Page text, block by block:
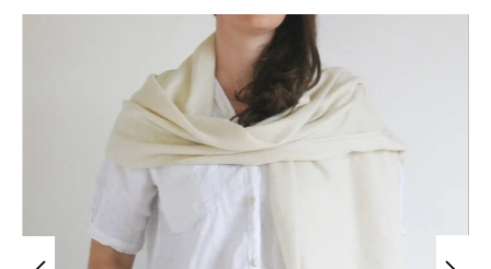
Bildergalerie überspringen